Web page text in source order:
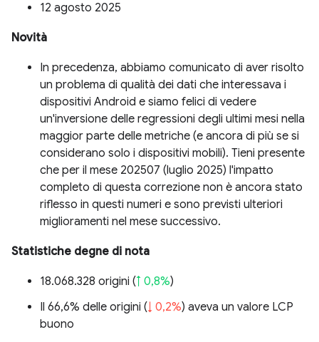
12 agosto 2025
Novità
In precedenza, abbiamo comunicato di aver risolto
un problema di qualità dei dati che interessava i
dispositivi Android e siamo felici di vedere
un'inversione delle regressioni degli ultimi mesi nella
maggior parte delle metriche (e ancora di più se si
considerano solo i dispositivi mobili). Tieni presente
che per il mese 202507 (luglio 2025) l'impatto
completo di questa correzione non è ancora stato
riflesso in questi numeri e sono previsti ulteriori
miglioramenti nel mese successivo.
Statistiche degne di nota
18.068.328 origini (↑ 0,8%)
Il 66,6% delle origini (↓ 0,2%) aveva un valore LCP
buono